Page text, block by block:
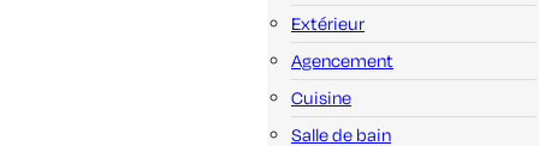
Extérieur
Agencement
Cuisine
Salle de bain